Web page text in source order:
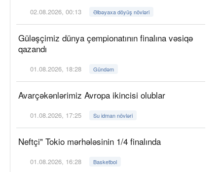
02.08.2026, 00:13 Əlbəyaxa döyüş növləri
Güləşçimiz dünya çempionatının finalına vəsiqə
qazandı
01.08.2026, 18:28 Gündəm
Avarçəkənlərimiz Avropa ikincisi olublar
01.08.2026, 17:25 Su idman növləri
Neftçi" Tokio mərhələsinin 1/4 finalında
01.08.2026, 16:28 Basketbol